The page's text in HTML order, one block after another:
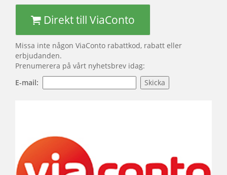
Direkt till ViaConto
Missa inte någon ViaConto rabattkod, rabatt eller
erbjudanden.
Prenumerera på vårt nyhetsbrev idag:
E-mail: